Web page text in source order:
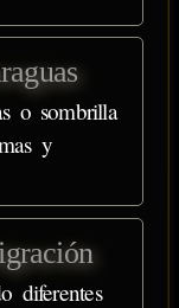
o sombrilla
y
diferentes